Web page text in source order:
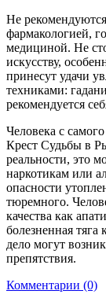
Не
фармакологией,
медициной. Не
искусству,
принесут удачи
техниками:
рекомендуется
Человека с
Крест Судьбы в
реальности, это
наркотикам или
опасности
тюремного.
качества как
болезненная
дело могут
препятствия.
Комментарии (0)